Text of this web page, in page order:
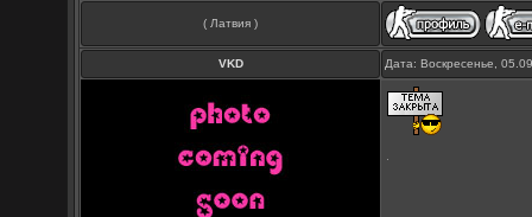
( Латвия )
VKD Дата: Воскресенье,